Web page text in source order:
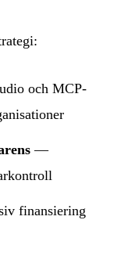
och MCP-
—
finansiering